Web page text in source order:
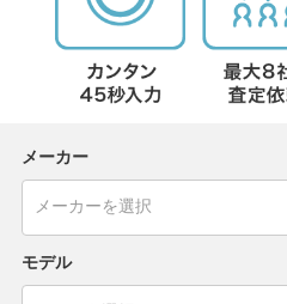
メーカー
モデル